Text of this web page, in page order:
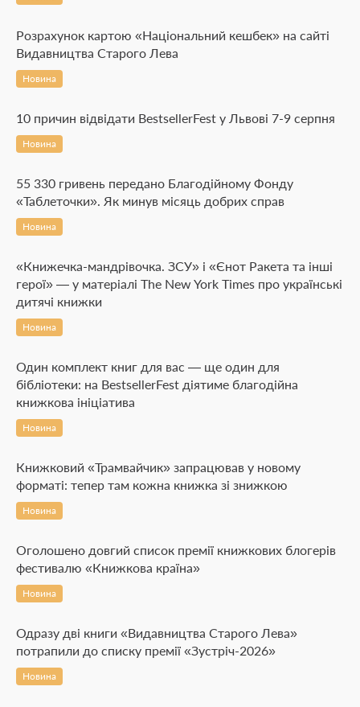
Розрахунок картою «Національний кешбек» на сайті
Видавництва Старого Лева
Новина
10 причин відвідати BestsellerFest у Львові 7-9 серпня
Новина
55 330 гривень передано Благодійному Фонду
«Таблеточки». Як минув місяць добрих справ
Новина
«Книжечка-мандрівочка. ЗСУ» і «Єнот Ракета та інші
герої» — у матеріалі The New York Times про українські
дитячі книжки
Новина
Один комплект книг для вас — ще один для
бібліотеки: на BestsellerFest діятиме благодійна
книжкова ініціатива
Новина
Книжковий «Трамвайчик» запрацював у новому
форматі: тепер там кожна книжка зі знижкою
Новина
Оголошено довгий список премії книжкових блогерів
фестивалю «Книжкова країна»
Новина
Одразу дві книги «Видавництва Старого Лева»
потрапили до списку премії «Зустріч-2026»
Новина